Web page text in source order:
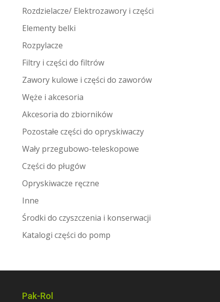
Rozdzielacze/ Elektrozawory i części
Elementy belki
Rozpylacze
Filtry i części do filtrów
Zawory kulowe i części do zaworów
Węże i akcesoria
Akcesoria do zbiorników
Pozostałe części do opryskiwaczy
Wały przegubowo-teleskopowe
Części do pługów
Opryskiwacze ręczne
Inne
Środki do czyszczenia i konserwacji
Katalogi części do pomp
Pak-Rol